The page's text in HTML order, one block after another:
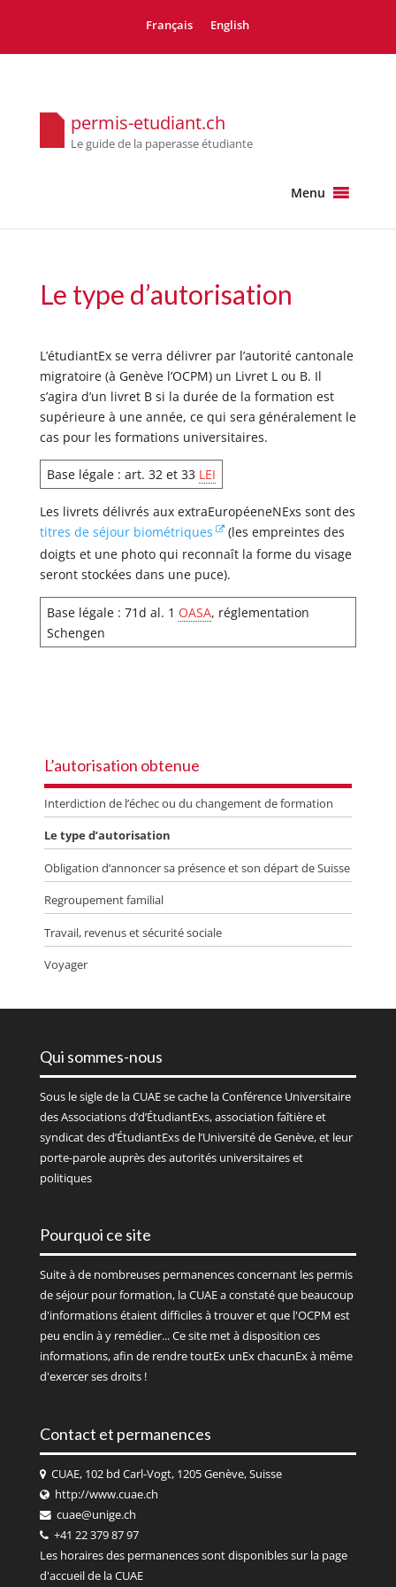
Français English
permis-etudiant.ch
Le guide de la paperasse étudiante
Menu
Le type d’autorisation
L’étudiantEx se verra délivrer par l’autorité cantonale
migratoire (à Genève l’OCPM) un Livret L ou B. Il
s’agira d’un livret B si la durée de la formation est
supérieure à une année, ce qui sera généralement le
cas pour les formations universitaires.
Base légale : art. 32 et 33 LEI
Les livrets délivrés aux extraEuropéeneNExs sont des
titres de séjour biométriques
(les empreintes des
doigts et une photo qui reconnaît la forme du visage
seront stockées dans une puce).
Base légale : 71d al. 1 OASA, réglementation
Schengen
L’autorisation obtenue
Interdiction de l’échec ou du changement de formation
Le type d’autorisation
Obligation d’annoncer sa présence et son départ de Suisse
Regroupement familial
Travail, revenus et sécurité sociale
Voyager
Qui sommes-nous
Sous le sigle de laCUAEse cache la Conférence Universitaire
des Associations d’d’ÉtudiantExs, association faîtière et
syndicat des d’ÉtudiantExs de l’Université de Genève, et leur
porte-parole auprès des autorités universitaires et
politiques
Pourquoi ce site
Suite à de nombreuses permanences concernant les permis
de séjour pour formation, la CUAE a constaté que beaucoup
d'informations étaient difficiles à trouver et que l'OCPM est
peu enclin à y remédier... Ce site met à disposition ces
informations, afin de rendre toutEx unEx chacunEx à même
d'exercer ses droits !
Contact et permanences
CUAE, 102 bd Carl-Vogt, 1205 Genève, Suisse
http://www.cuae.ch
cuae@unige.ch
+41 22 379 87 97
Les horaires des permanences sont disponibles sur la page
d'accueil de laCUAE